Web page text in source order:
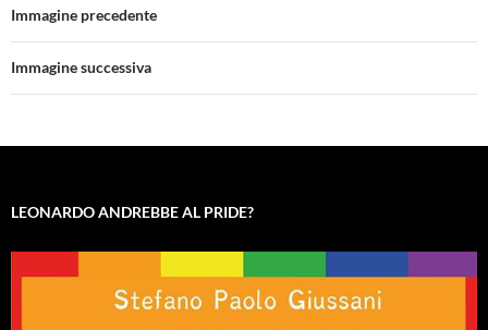
Immagine precedente
Immagine successiva
LEONARDO ANDREBBE AL PRIDE?